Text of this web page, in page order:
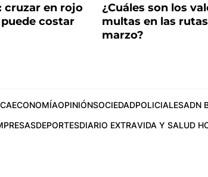
cruzar en rojo
costar
¿Cuáles son los
multas en las
marzo?
ECONOMÍAOPINIÓNSOCIEDADPOLICIALESADN
DEPORTESDIARIO EXTRAVIDA Y SALUD